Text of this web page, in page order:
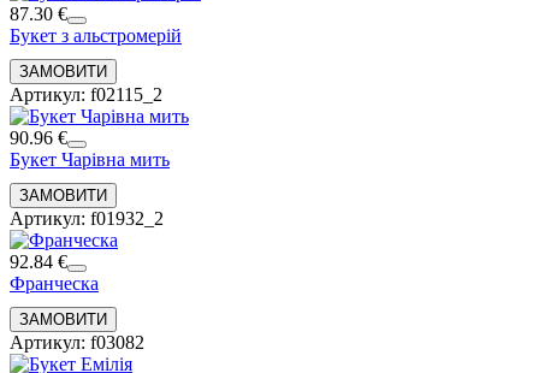
87.30 €
Букет з альстромерій
Артикул: f02115_2
90.96 €
Букет Чарівна мить
Артикул: f01932_2
92.84 €
Франческа
Артикул: f03082